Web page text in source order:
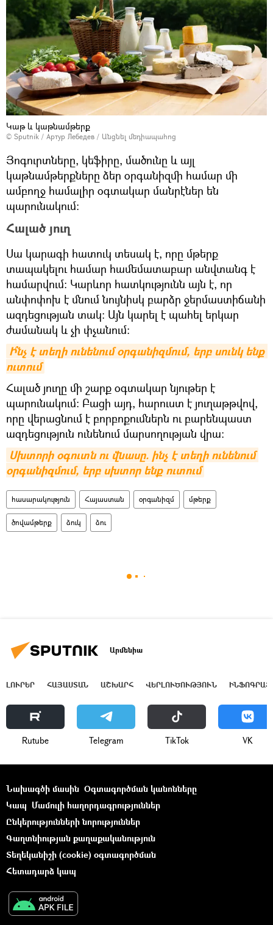
Կաթ և կաթնամթերք
© Sputnik / Артур Лебедев / Անցնել մեդիապահոց
Յոգուրտները, կեֆիրը, մածունը և այլ
կաթնամթերքները ձեր օրգանիզմի համար մի
ամբողջ համալիր օգտակար մանրէներ են
պարունակում։
Հալած յուղ
Սա կարագի հատուկ տեսակ է, որը մթերք
տապակելու համար համեմատաբար անվտանգ է
համարվում։ Կարևոր հատկությունն այն է, որ
անփոփոխ է մնում նույնիսկ բարձր ջերմաստիճանի
ազդեցության տակ։ Այն կարել է պահել երկար
ժամանակ և չի փչանում։
Ի՞նչ է տեղի ունենում օրգանիզմում, երբ սունկ ենք
ուտում
Հալած յուղը մի շարք օգտակար նյութեր է
պարունակում։ Բացի այդ, հարուստ է յուղաթթվով,
որը վերացնում է բորբոքումներն ու բարենպաստ
ազդեցություն ունենում մարսողության վրա։
Սխտորի օգուտն ու վնասը. ինչ է տեղի ունենում
օրգանիզմում, երբ սխտոր ենք ուտում
հասարակություն Հայաստան օրգանիզմ մթերք
ծովամթերք ձուկ ձու
Արմենիա
ԼՈՒՐԵՐ ՀԱՅԱՍՏԱՆ ԱՇԽԱՐՀ ՎԵՐԼՈՒԾՈՒԹՅՈՒՆ
Rutube Telegram ТikТоk VK
Նախագծի մասին Օգտագործման կանոնները
Կապ Մամուլի հաղորդագրություններ
Ընկերությունների նորություններ
Գաղտնիության քաղաքականություն
Տեղեկանիշի (cookie) օգտագործման
Հետադարձ կապ